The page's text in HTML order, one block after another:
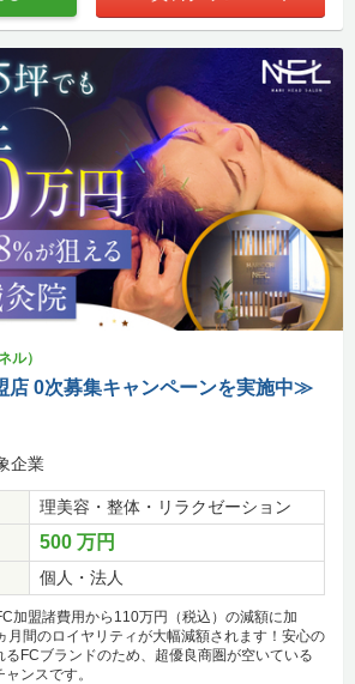
ル）
0次募集キャンペーンを実施中≫
企業
理美容・整体・リラクゼーション
500 万円
個人・法人
加盟諸費用から110万円（税込）の減額に加
月間のロイヤリティが大幅減額されます！安心の
るFCブランドのため、超優良商圏が空いている
ンスです。